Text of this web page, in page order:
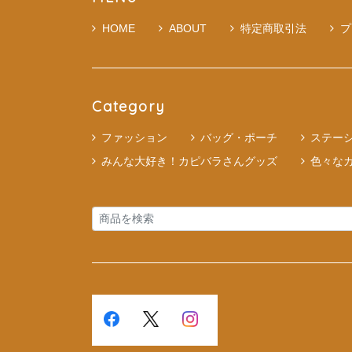
HOME ABOUT 特定商取引法
Category
ファッション バッグ・ポーチ
ステー
みんな大好き！カピバラさんグッズ
色々な